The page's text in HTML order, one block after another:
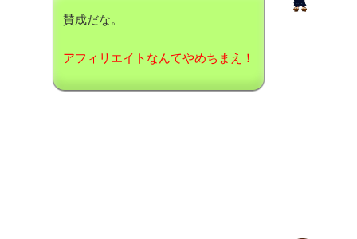
賛成だな。
アフィリエイトなんてやめちまえ！